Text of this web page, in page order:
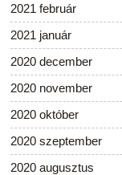
2021 február
2021 január
2020 december
2020 november
2020 október
2020 szeptember
2020 augusztus